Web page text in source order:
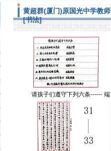
黄超群(厦门)原国光中学教师
[书法]
请孩子们遵守下列六条------
黃超群(厦门)原国光中学教
师【书法作品】